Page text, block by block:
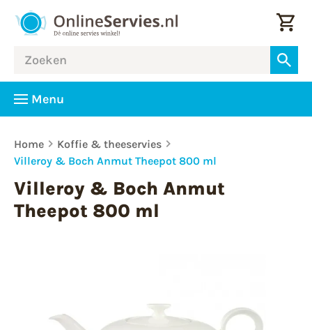
Menu
Home
Koffie & theeservies
Villeroy & Boch Anmut Theepot 800 ml
Villeroy & Boch Anmut
Theepot 800 ml